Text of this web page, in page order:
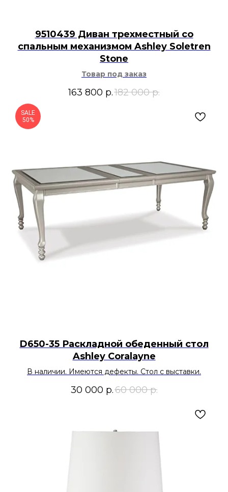
9510439 Диван трехместный со
спальным механизмом Ashley Soletren
Stone
Товар под заказ
163 800 р.182 000 р.
SALE
50%
D650-35 Раскладной обеденный стол
Ashley Coralayne
В наличии. Имеются дефекты. Стол с выставки.
30 000 р.60 000 р.